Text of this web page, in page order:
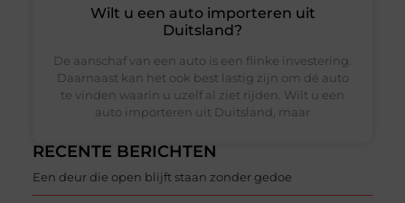
RECENTE BERICHTEN
Een deur die open blijft staan zonder gedoe
Wilt u een auto importeren uit
Duitsland?
De aanschaf van een auto is een flinke investering.
Daarnaast kan het ook best lastig zijn om dé auto
te vinden waarin u uzelf al ziet rijden. Wilt u een
auto importeren uit Duitsland, maar